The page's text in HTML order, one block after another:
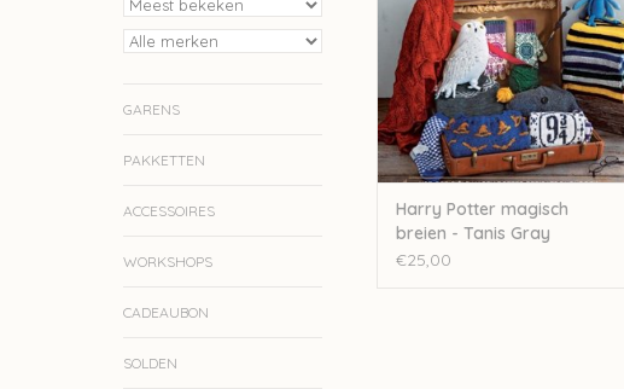
GARENS
PAKKETTEN
ACCESSOIRES
WORKSHOPS
CADEAUBON
SOLDEN
Harry Potter magisch
breien - Tanis Gray
€25,00